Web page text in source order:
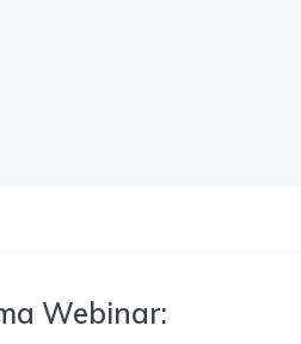
Webinar: